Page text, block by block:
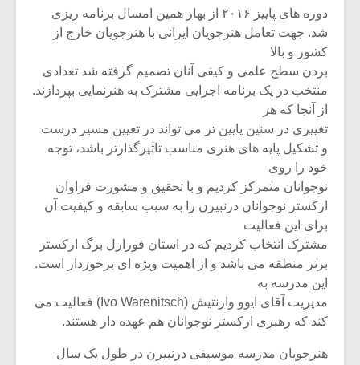
دوره های پاییز ۲۰۱۶ از بهار همین امسال برنامه ریزی
شد. جهت تعامل هنرجویان ایرانی با هنرجویان خارج از
کشور و بالا
بردن سطح علمی و کیفی آنان تصمیم گرفته شد تعدادی
منتخب در یک برنامه اجرایی مشترک به هنرنمایی بپردازند.
از آنجا که هر
تغییری در سنین پایین تر می تواند در تعیین مسیر درست
و تشکیل پایه های هنری مناسب تاثیرگذارتر باشد، توجه
خود را روی
نوجوانان متمرکز کردیم و با تحقیق و مشورت فراوان
ارکستر نوجوانان درنبیرن را به سبب سابقه و کیفیت آن
برای این فعالیت
مشترک انتخاب کردیم که در استان فورارل برگ ارکستر
برتر منطقه می باشد و از اهمیت ویژه ای برخوردار است.
این مدرسه به
مدیریت آقای ایوو وارنتیش (Ivo Warenitsch) فعالیت می
کند که رهبری ارکستر نوجوانان هم عهده دار هستند.
هنرجویان مدرسه موسیقی درنبیرن در طول یک سال